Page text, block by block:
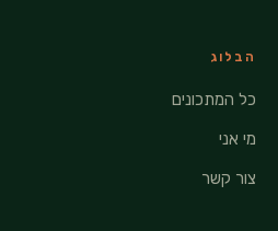
הבלוג
כל המתכונים
מי אני
צור קשר